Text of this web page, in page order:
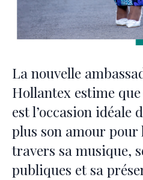
La nouvelle
Hollantex estime
est l’occasion idéale
plus son amour pour
travers sa musique,
publiques et sa